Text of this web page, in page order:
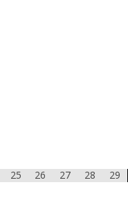
25 26 27 28 29